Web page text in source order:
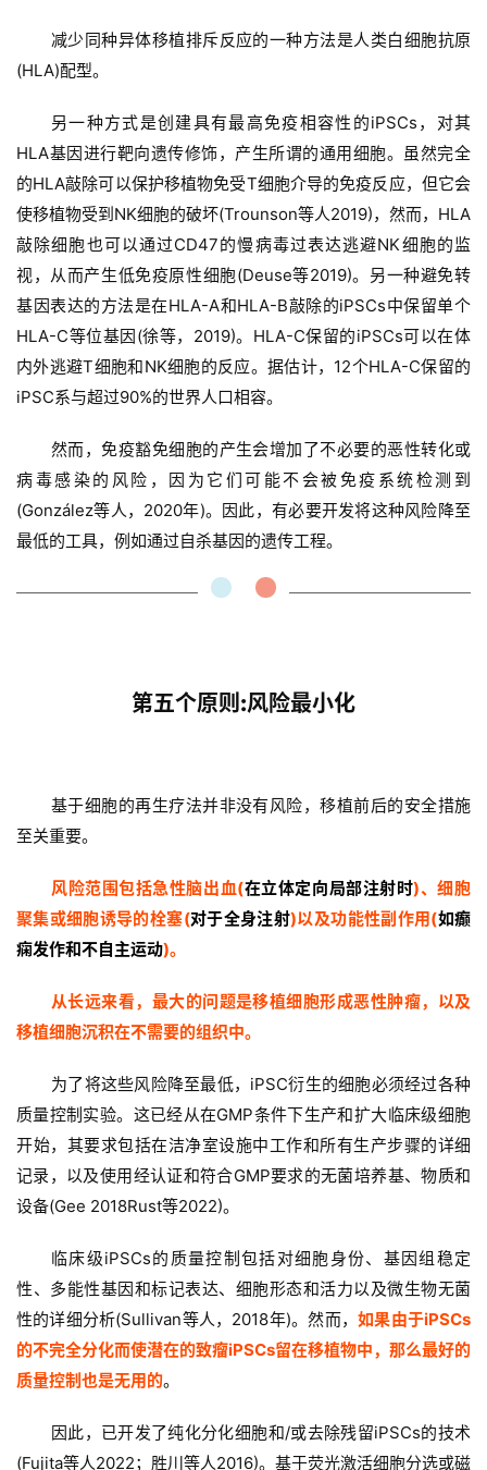
减少同种异体移植排斥反应的一种方法是人类白细胞抗原
(HLA)配型。
另一种方式是创建具有最高免疫相容性的iPSCs，对其
HLA基因进行靶向遗传修饰，产生所谓的通用细胞。虽然完全
的HLA敲除可以保护移植物免受T细胞介导的免疫反应，但它会
使移植物受到NK细胞的破坏(Trounson等人2019)，然而，HLA
敲除细胞也可以通过CD47的慢病毒过表达逃避NK细胞的监
视，从而产生低免疫原性细胞(Deuse等2019)。另一种避免转
基因表达的方法是在HLA-A和HLA-B敲除的iPSCs中保留单个
HLA-C等位基因(徐等，2019)。HLA-C保留的iPSCs可以在体
内外逃避T细胞和NK细胞的反应。据估计，12个HLA-C保留的
iPSC系与超过90%的世界人口相容。
然而，免疫豁免细胞的产生会增加了不必要的恶性转化或
病毒感染的风险，因为它们可能不会被免疫系统检测到
(González等人，2020年)。因此，有必要开发将这种风险降至
最低的工具，例如通过自杀基因的遗传工程。
第五个原则:风险最小化
基于细胞的再生疗法并非没有风险，移植前后的安全措施
至关重要。
风险范围包括急性脑出血(在立体定向局部注射时)、细胞
聚集或细胞诱导的栓塞(对于全身注射)以及功能性副作用(如癫
痫发作和不自主运动)。
从长远来看，最大的问题是移植细胞形成恶性肿瘤，以及
移植细胞沉积在不需要的组织中。
为了将这些风险降至最低，iPSC衍生的细胞必须经过各种
质量控制实验。这已经从在GMP条件下生产和扩大临床级细胞
开始，其要求包括在洁净室设施中工作和所有生产步骤的详细
记录，以及使用经认证和符合GMP要求的无菌培养基、物质和
设备(Gee 2018Rust等2022)。
临床级iPSCs的质量控制包括对细胞身份、基因组稳定
性、多能性基因和标记表达、细胞形态和活力以及微生物无菌
性的详细分析(Sullivan等人，2018年)。然而，如果由于iPSCs
的不完全分化而使潜在的致瘤iPSCs留在移植物中，那么最好的
质量控制也是无用的。
因此，已开发了纯化分化细胞和/或去除残留iPSCs的技术
(Fujita等人2022；胜川等人2016)。基于荧光激活细胞分选或磁